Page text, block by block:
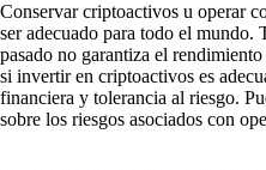
Conservar criptoactivos u operar
ser adecuado para todo el mundo.
pasado no garantiza el
si invertir en criptoactivos es
financiera y tolerancia al riesgo.
sobre los riesgos asociados con